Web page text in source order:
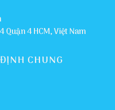
Quận 4 HCM, Việt Nam
CHUNG